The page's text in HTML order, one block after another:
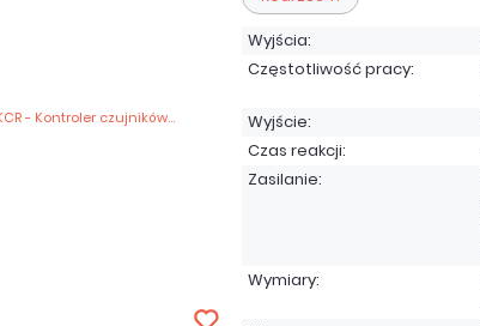
Wyjścia:
Częstotliwość pracy:
Wyjście:
Czas reakcji:
Zasilanie:
Wymiary: